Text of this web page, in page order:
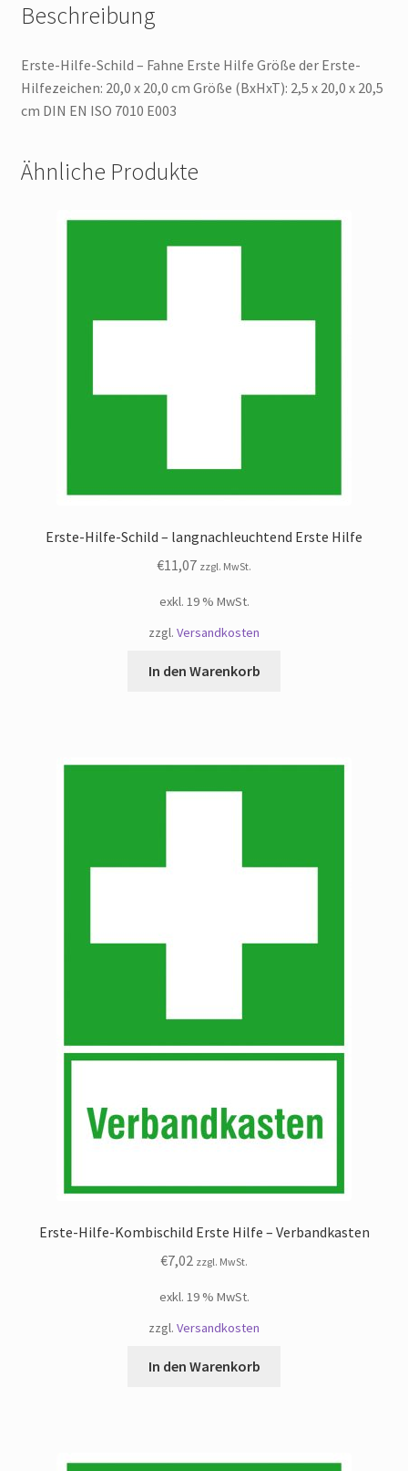
x
cm
Menge
Beschreibung
Erste-Hilfe-Schild – Fahne Erste Hilfe Größe der Erste-
Hilfezeichen: 20,0 x 20,0 cm Größe (BxHxT): 2,5 x 20,0 x 20,5
cm DIN EN ISO 7010 E003
Ähnliche Produkte
Erste-Hilfe-Schild – langnachleuchtend Erste Hilfe
€11,07 zzgl. MwSt.
exkl. 19 % MwSt.
zzgl. Versandkosten
In den Warenkorb
Erste-Hilfe-Kombischild Erste Hilfe – Verbandkasten
€7,02 zzgl. MwSt.
exkl. 19 % MwSt.
zzgl. Versandkosten
In den Warenkorb